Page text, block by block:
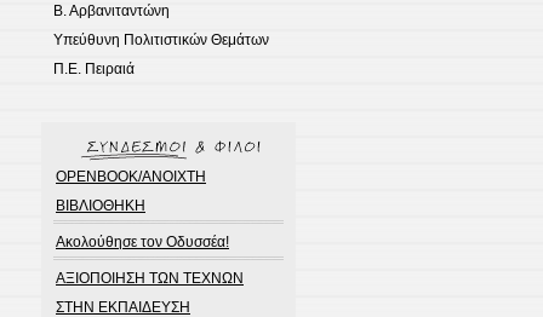
Β. Αρβανιταντώνη
Υπεύθυνη Πολιτιστικών Θεμάτων
Π.Ε. Πειραιά
OPENBOOK/ΑΝΟΙΧΤΗ
ΒΙΒΛΙΟΘΗΚΗ
Ακολούθησε τον Οδυσσέα!
ΑΞΙΟΠΟΙΗΣΗ ΤΩΝ ΤΕΧΝΩΝ
ΣΤΗΝ ΕΚΠΑΙΔΕΥΣΗ